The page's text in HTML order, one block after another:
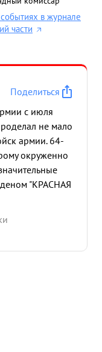
в журнале
части
Поделиться
с июля
не мало
армии. 64-
окруженно
"КРАСНАЯ